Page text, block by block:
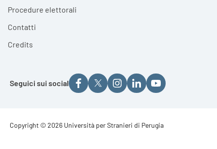
Procedure elettorali
Contatti
Credits
Seguici sui social
Footer - Copyright
Copyright © 2026 Università per Stranieri di Perugia